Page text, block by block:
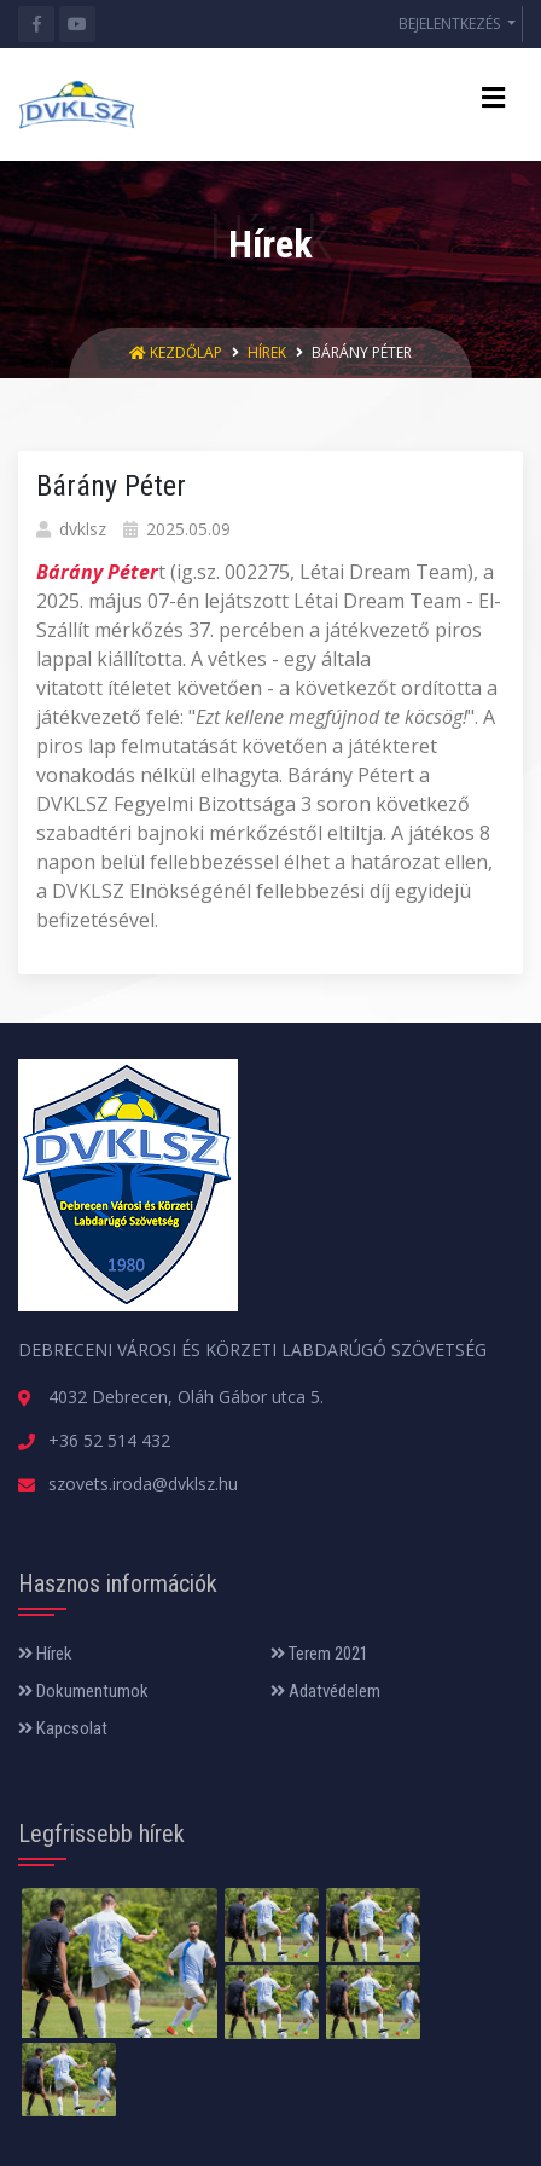
BEJELENTKEZÉS
Hírek
KEZDŐLAP HÍREK BÁRÁNY PÉTER
Bárány Péter
dvklsz 2025.05.09
Bárány Pétert (ig.sz. 002275, Létai Dream Team), a
2025. május 07-én lejátszott Létai Dream Team - El-
Szállít mérkőzés 37. percében a játékvezető piros
lappal kiállította. A vétkes - egy általa
vitatott ítéletet követően - a következőt ordította a
játékvezető felé: "Ezt kellene megfújnod te köcsög!". A
piros lap felmutatását követően a játékteret
vonakodás nélkül elhagyta. Bárány Pétert a
DVKLSZ Fegyelmi Bizottsága 3 soron következő
szabadtéri bajnoki mérkőzéstől eltiltja. A játékos 8
napon belül fellebbezéssel élhet a határozat ellen,
a DVKLSZ Elnökségénél fellebbezési díj egyidejü
befizetésével.
DEBRECENI VÁROSI ÉS KÖRZETI LABDARÚGÓ SZÖVETSÉG
4032 Debrecen, Oláh Gábor utca 5.
+36 52 514 432
szovets.iroda@dvklsz.hu
Hasznos információk
Hírek
Terem 2021
Dokumentumok
Adatvédelem
Kapcsolat
Legfrissebb hírek